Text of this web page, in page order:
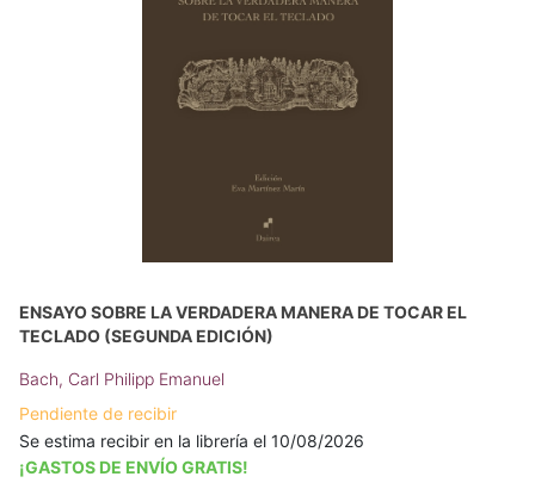
ENSAYO SOBRE LA VERDADERA MANERA DE TOCAR EL
TECLADO (SEGUNDA EDICIÓN)
Bach, Carl Philipp Emanuel
Pendiente de recibir
Se estima recibir en la librería el 10/08/2026
¡GASTOS DE ENVÍO GRATIS!